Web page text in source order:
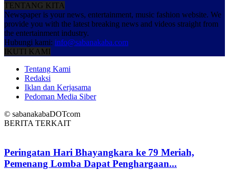
TENTANG KITA
Newspaper is your news, entertainment, music fashion website. We
provide you with the latest breaking news and videos straight from
the entertainment industry.
Hubungi kami: info@sabanakaba.com
IKUTI KAMI
Tentang Kami
Redaksi
Iklan dan Kerjasama
Pedoman Media Siber
© sabanakabaDOTcom
BERITA TERKAIT
Peringatan Hari Bhayangkara ke 79 Meriah,
Pemenang Lomba Dapat Penghargaan...